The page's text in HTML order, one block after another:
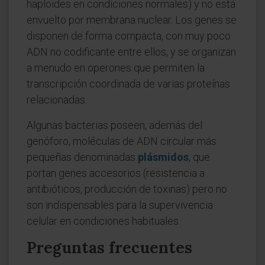
haploides en condiciones normales) y no está
envuelto por membrana nuclear. Los genes se
disponen de forma compacta, con muy poco
ADN no codificante entre ellos, y se organizan
a menudo en operones que permiten la
transcripción coordinada de varias proteínas
relacionadas.
Algunas bacterias poseen, además del
genóforo, moléculas de ADN circular más
pequeñas denominadas plásmidos, que
portan genes accesorios (resistencia a
antibióticos, producción de toxinas) pero no
son indispensables para la supervivencia
celular en condiciones habituales.
Preguntas frecuentes